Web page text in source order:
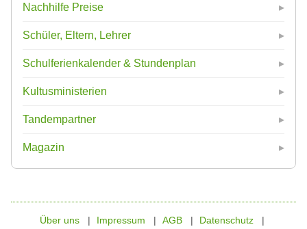
Nachhilfe Preise
Schüler, Eltern, Lehrer
Schulferienkalender & Stundenplan
Kultusministerien
Tandempartner
Magazin
Über uns Impressum AGB
Datenschutz